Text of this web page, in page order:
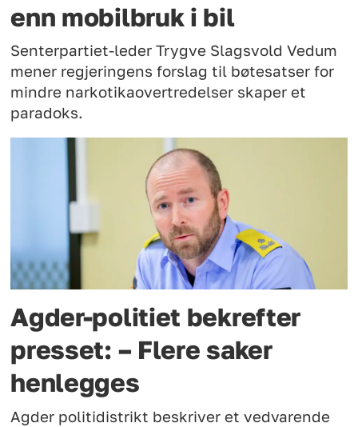
enn mobilbruk i bil
Senterpartiet-leder Trygve Slagsvold Vedum
mener regjeringens forslag til bøtesatser for
mindre narkotikaovertredelser skaper et
paradoks.
Agder-politiet bekrefter
presset: – Flere saker
henlegges
Agder politidistrikt beskriver et vedvarende